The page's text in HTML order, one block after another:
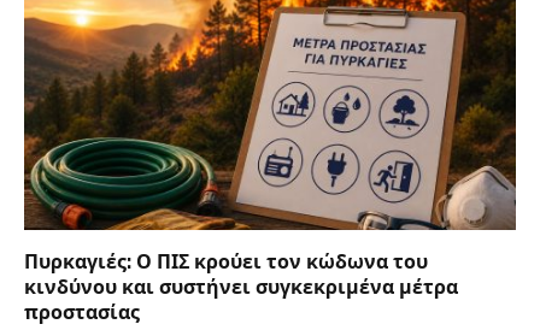
Πυρκαγιές: Ο ΠΙΣ κρούει τον κώδωνα του
κινδύνου και συστήνει συγκεκριμένα μέτρα
προστασίας